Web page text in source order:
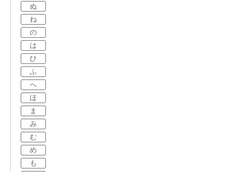
ぬ
ね
の
は
ひ
ふ
へ
ほ
ま
み
む
め
も